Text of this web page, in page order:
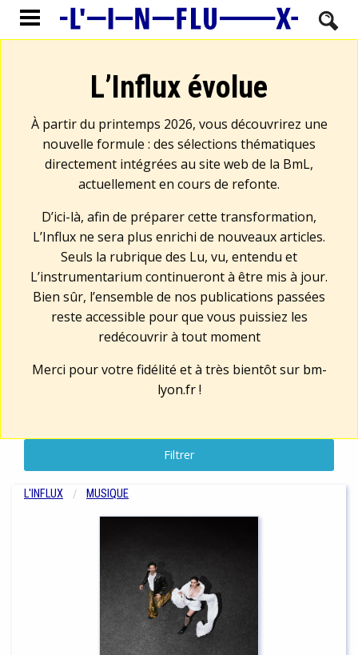
L’Influx évolue
À partir du printemps 2026, vous découvrirez une
nouvelle formule : des sélections thématiques
directement intégrées au site web de la BmL,
actuellement en cours de refonte.
D’ici-là, afin de préparer cette transformation,
L’Influx ne sera plus enrichi de nouveaux articles.
Seuls la rubrique des Lu, vu, entendu et
L’instrumentarium continueront à être mis à jour.
Bien sûr, l’ensemble de nos publications passées
reste accessible pour que vous puissiez les
redécouvrir à tout moment
Merci pour votre fidélité et à très bientôt sur bm-
lyon.fr!
Filtrer
L'INFLUX MUSIQUE